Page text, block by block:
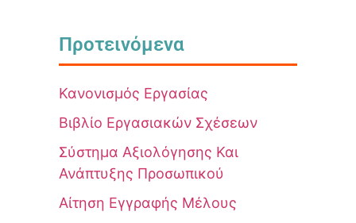
Προτεινόμενα
Κανονισμός Εργασίας
Βιβλίο Εργασιακών Σχέσεων
Σύστημα Αξιολόγησης Και
Ανάπτυξης Προσωπικού
Αίτηση Εγγραφής Μέλους